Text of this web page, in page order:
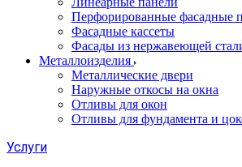
Перфорированные фасадные
Фасадные кассеты
Фасады из нержавеющей
Металлоизделия
Металлические двери
Наружные откосы на окна
Отливы для окон
Отливы для фундамента и
Услуги